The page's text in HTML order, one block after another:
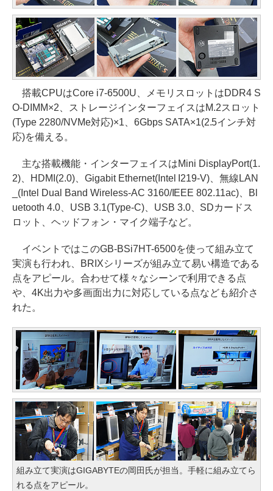
搭載CPUはCore i7-6500U、メモリスロットはDDR4 S
O-DIMM×2、ストレージインターフェイスはM.2スロット
(Type 2280/NVMe対応)×1、6Gbps SATA×1(2.5インチ対
応)を備える。
主な搭載機能・インターフェイスはMini DisplayPort(1.
2)、HDMI(2.0)、Gigabit Ethernet(Intel I219-V)、無線LAN
_(Intel Dual Band Wireless-AC 3160/IEEE 802.11ac)、Bl
uetooth 4.0、USB 3.1(Type-C)、USB 3.0、SDカードス
ロット、ヘッドフォン・マイク端子など。
イベントではこのGB-BSi7HT-6500を使って組み立て
実演も行われ、BRIXシリーズが組み立て易い構造である
点をアピール。合わせて様々なシーンで利用できる点
や、4K出力や多画面出力に対応している点なども紹介さ
れた。
組み立て実演はGIGABYTEの岡田氏が担当。手軽に組み立てら
れる点をアピール。